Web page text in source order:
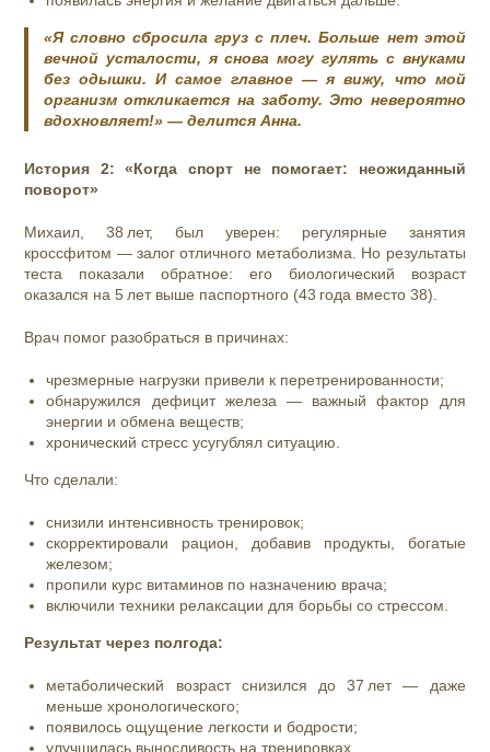
«Я словно сбросила груз с плеч. Больше нет этой
вечной усталости, я снова могу гулять с внуками
без одышки. И самое главное — я вижу, что мой
организм откликается на заботу. Это невероятно
вдохновляет!» — делится Анна.
История 2: «Когда спорт не помогает: неожиданный
поворот»
Михаил, 38 лет, был уверен: регулярные занятия
кроссфитом — залог отличного метаболизма. Но результаты
теста показали обратное: его биологический возраст
оказался на 5 лет выше паспортного (43 года вместо 38).
Врач помог разобраться в причинах:
чрезмерные нагрузки привели к перетренированности;
обнаружился дефицит железа — важный фактор для
энергии и обмена веществ;
хронический стресс усугублял ситуацию.
Что сделали:
снизили интенсивность тренировок;
скорректировали рацион, добавив продукты, богатые
железом;
пропили курс витаминов по назначению врача;
включили техники релаксации для борьбы со стрессом.
Результат через полгода:
метаболический возраст снизился до 37 лет — даже
меньше хронологического;
появилось ощущение легкости и бодрости;
улучшилась выносливость на тренировках.